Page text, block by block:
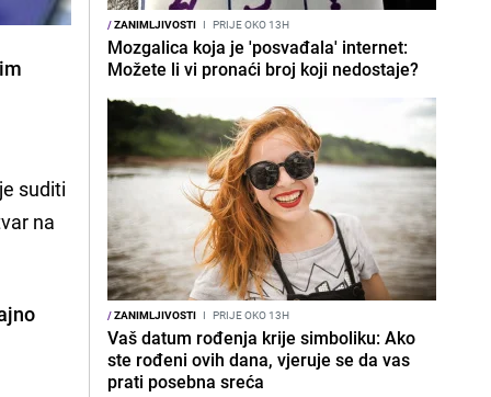
suditi
na
/ZANIMLJIVOSTI I PRIJE OKO 13H
Mozgalica koja je 'posvađala' internet:
Možete li vi pronaći broj koji nedostaje?
/ZANIMLJIVOSTI I PRIJE OKO 13H
Vaš datum rođenja krije simboliku: Ako
ste rođeni ovih dana, vjeruje se da vas
prati posebna sreća